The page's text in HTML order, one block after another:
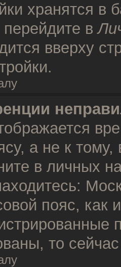
хранятся в
перейдите в
вверху
а не к
в личных
пояс, как
то